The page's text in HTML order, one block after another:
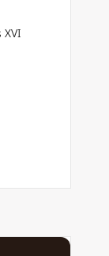
uit het